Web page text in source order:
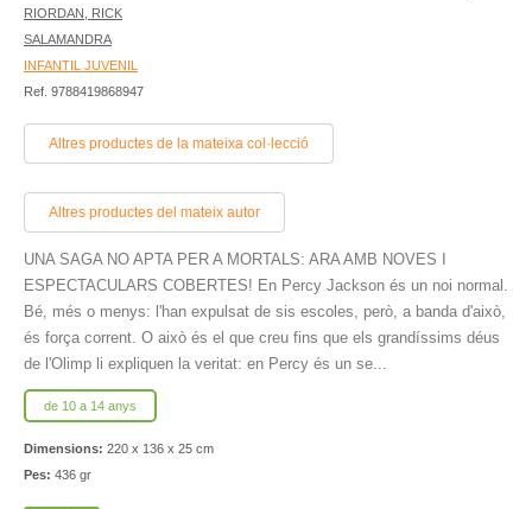
RIORDAN, RICK
SALAMANDRA
INFANTIL JUVENIL
Ref. 9788419868947
Altres productes de la mateixa col·lecció
Altres productes del mateix autor
UNA SAGA NO APTA PER A MORTALS: ARA AMB NOVES I
ESPECTACULARS COBERTES! En Percy Jackson és un noi normal.
Bé, més o menys: l'han expulsat de sis escoles, però, a banda d'això,
és força corrent. O això és el que creu fins que els grandíssims déus
de l'Olimp li expliquen la veritat: en Percy és un se...
de 10 a 14 anys
Dimensions: 220 x 136 x 25 cm
Pes: 436 gr